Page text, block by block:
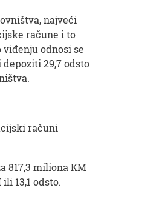
najveći
račune i to
viđenju odnosi se
depoziti 29,7 odsto
računi
817,3 miliona KM
13,1 odsto.